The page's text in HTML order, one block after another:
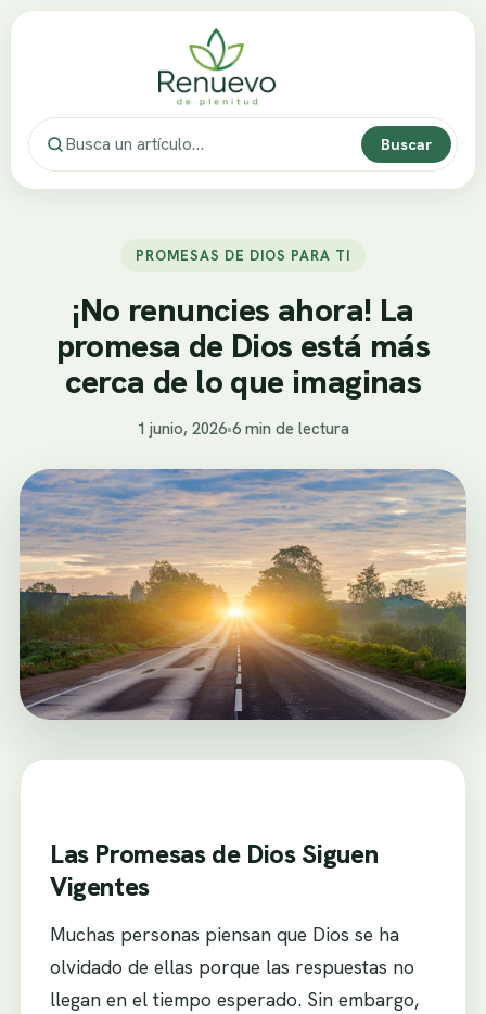
Buscar
PROMESAS DE DIOS PARA TI
¡No renuncies ahora! La
promesa de Dios está más
cerca de lo que imaginas
1 junio, 2026•6 min de lectura
Las Promesas de Dios Siguen
Vigentes
Muchas personas piensan que Dios se ha
olvidado de ellas porque las respuestas no
llegan en el tiempo esperado. Sin embargo,